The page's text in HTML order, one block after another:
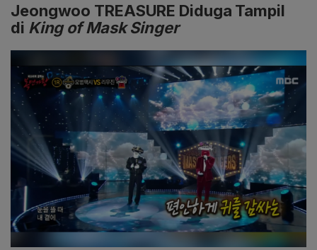
Jeongwoo TREASURE Diduga Tampil
di King of Mask Singer